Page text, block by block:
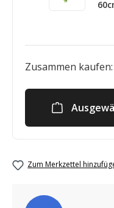
Zusammen kaufen:
Zum Merkzettel